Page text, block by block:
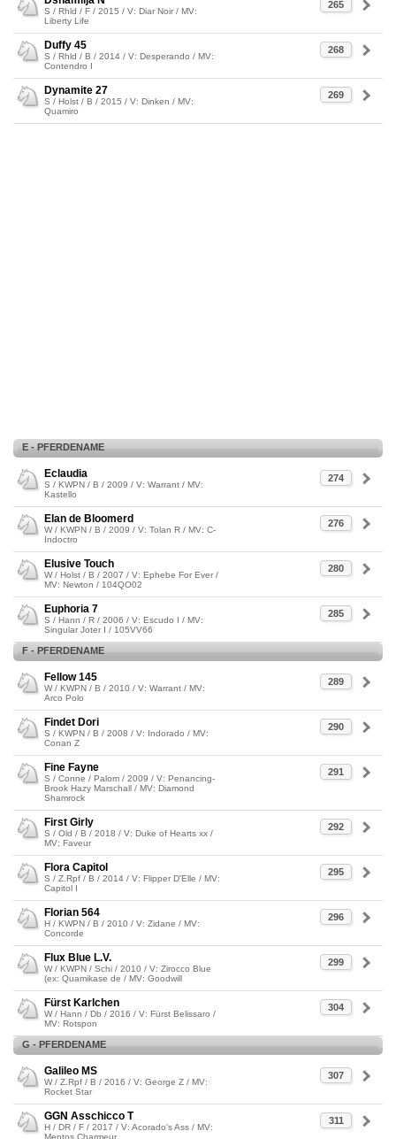
265
S / Rhld / F / 2015 / V: Diar Noir / MV:
Liberty Life
268
Duffy 45
S / Rhld / B / 2014 / V: Desperando / MV:
Contendro I
269
Dynamite 27
S / Holst / B / 2015 / V: Dinken / MV:
Quamiro
E - PFERDENAME
274
Eclaudia
S / KWPN / B / 2009 / V: Warrant / MV:
Kastello
276
Elan de Bloomerd
W / KWPN / B / 2009 / V: Tolan R / MV: C-
Indoctro
280
Elusive Touch
W / Holst / B / 2007 / V: Ephebe For Ever /
MV: Newton / 104QO02
285
Euphoria 7
S / Hann / R / 2006 / V: Escudo I / MV:
Singular Joter I / 105VV66
F - PFERDENAME
289
Fellow 145
W / KWPN / B / 2010 / V: Warrant / MV:
Arco Polo
290
Findet Dori
S / KWPN / B / 2008 / V: Indorado / MV:
Conan Z
291
Fine Fayne
S / Conne / Palom / 2009 / V: Penancing-
Brook Hazy Marschall / MV: Diamond
Shamrock
292
First Girly
S / Old / B / 2018 / V: Duke of Hearts xx /
MV: Faveur
295
Flora Capitol
S / Z.Rpf / B / 2014 / V: Flipper D'Elle / MV:
Capitol I
296
Florian 564
H / KWPN / B / 2010 / V: Zidane / MV:
Concorde
299
Flux Blue L.V.
W / KWPN / Schi / 2010 / V: Zirocco Blue
(ex: Quamikase de / MV: Goodwill
304
Fürst Karlchen
W / Hann / Db / 2016 / V: Fürst Belissaro /
MV: Rotspon
G - PFERDENAME
307
Galileo MS
W / Z.Rpf / B / 2016 / V: George Z / MV:
Rocket Star
311
GGN Asschicco T
H / DR / F / 2017 / V: Acorado's Ass / MV:
Mentos Charmeur